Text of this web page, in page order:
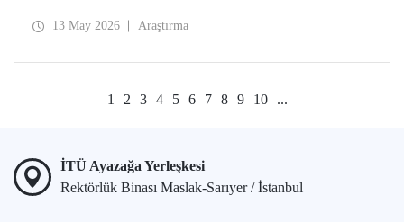
ekibi, “Çayönü AI-VR Experience” isimli projesiyle
13 May 2026 Araştırma
1 2 3 4 5 6 7 8 9 10 ...
İTÜ Ayazağa Yerleşkesi
Rektörlük Binası Maslak-Sarıyer / İstanbul